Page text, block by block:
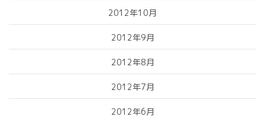
2012年10月
2012年9月
2012年8月
2012年7月
2012年6月